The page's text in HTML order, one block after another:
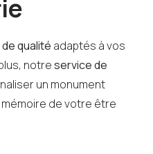
qualité adaptés à vos
notreservice de
un monument
de votre être